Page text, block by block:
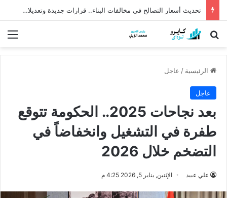
تحديث أسعار التصالح في مخالفات البناء.. قرارات جديدة وتعديلات مرتقبة لتسهيل الإجراءات
بحث عن
الرئيسية / عاجل
عاجل
بعد نجاحات 2025.. الحكومة تتوقع
طفرة في التشغيل وانخفاضاً في
التضخم خلال 2026
علي عبيد الإثنين, يناير 5, 2026 4:25 م